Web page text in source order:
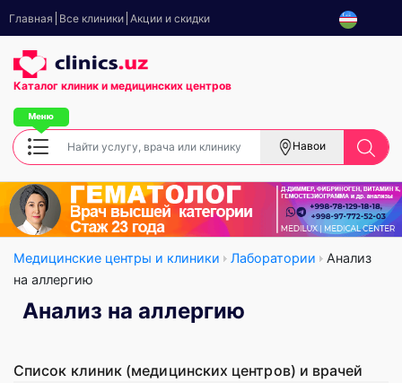
Главная Все клиники Акции и скидки
Каталог клиник и медицинских центров
Навои
Медицинские центры и клиники Лаборатории
Анализ
на аллергию
Анализ на аллергию
Список клиник (медицинских центров) и врачей